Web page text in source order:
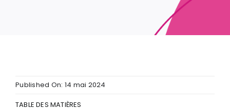
Published On: 14 mai 2024
TABLE DES MATIÈRES